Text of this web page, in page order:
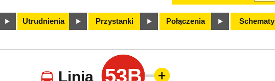
Utrudnienia Przystanki Połączenia Schematy
Linia 53B